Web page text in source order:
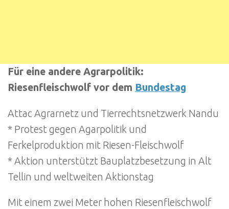
Für eine andere Agrarpolitik:
Riesenfleischwolf vor dem Bundestag
Attac Agrarnetz und Tierrechtsnetzwerk Nandu
* Protest gegen Agarpolitik und
Ferkelproduktion mit Riesen-Fleischwolf
* Aktion unterstützt Bauplatzbesetzung in Alt
Tellin und weltweiten Aktionstag
Mit einem zwei Meter hohen Riesenfleischwolf